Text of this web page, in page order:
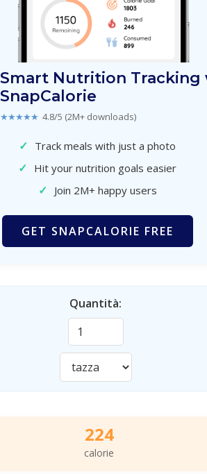
Smart Nutrition Tracking
SnapCalorie
★★★★★ 4.8/5 (2M+ downloads)
✓ Track meals with just a photo
✓ Hit your nutrition goals easier
✓ Join 2M+ happy users
GET SNAPCALORIE FREE
Quantità:
224
calorie